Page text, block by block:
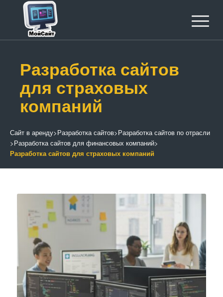
Разработка сайтов
для страховых
компаний
Сайт в аренду>Разработка сайтов>Разработка сайтов по отрасли
>Разработка сайтов для финансовых компаний>
Разработка сайтов для страховых компаний